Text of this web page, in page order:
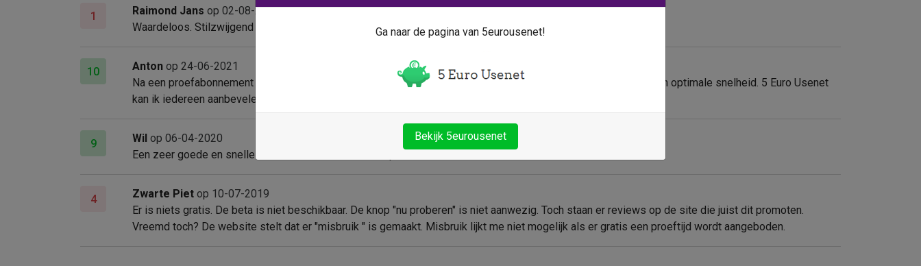
1 Raimond Jans op 02-08-2021
Waardeloos. Stilzwijgend aan een abonnement vastzitten ter waarde van 7,50.
10 Anton op 24-06-2021
Na een proefabonnement van 1 maand heb ik het abonnement na afloop verlengd voor een jaar. Zeer tevreden en optimale snelheid. 5 Euro Usenet
kan ik iedereen aanbevelen.
9 Wil op 06-04-2020
Een zeer goede en snelle service. Gebruiker van Max pakket.
4 Zwarte Piet op 10-07-2019
Er is niets gratis. De beta is niet beschikbaar. De knop "nu proberen" is niet aanwezig. Toch staan er reviews op de site die juist dit promoten.
Vreemd toch? De website stelt dat er "misbruik " is gemaakt. Misbruik lijkt me niet mogelijk als er gratis een proeftijd wordt aangeboden.
Ga naar de pagina van 5eurousenet!
Bekijk 5eurousenet